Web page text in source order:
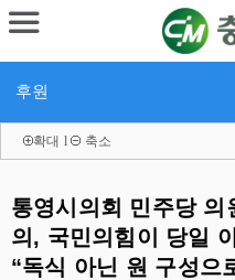
후원
확대 l 축소
통영시의회 민주당
의, 국민의힘이 당일
“독식 아닌 원 구성으